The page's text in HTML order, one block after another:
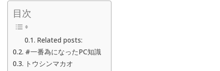
目次
Related posts:
#一番為になったPC知識
トウシンマカオ